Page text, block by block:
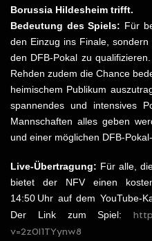
Borussia Hildesheim trifft.
Bedeutung des Spiels: Für
den Einzug ins Finale,
den DFB-Pokal zu
Rehden zudem die Chance
heimischem Publikum
spannendes und intensives
Mannschaften alles geben
und einer möglichen DFB-
Live-Übertragung: Für alle,
bietet der NFV einen
14:50 Uhr auf dem YouTube-
Der Link zum Spiel:
v=2z0l1TYynw8